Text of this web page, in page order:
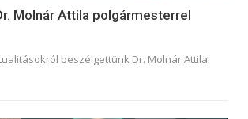
Molnár Attila polgármesterrel
beszélgettünk Dr. Molnár Attila